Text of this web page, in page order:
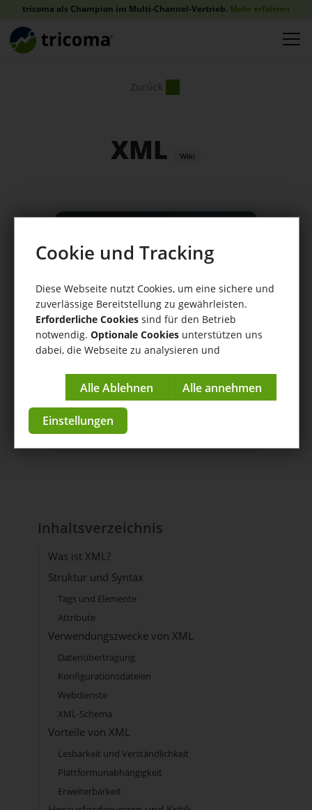
tricoma als Champion im Multi-Channel-Vertrieb. Mehr erfahren
XML Wiki
dein
Unternehmen
Beginne noch heute und
erlebe die Zukunft der
Unternehmensplanung -
einfach, effizient und
erfolgreich.
Jetzt starten
Inhaltsverzeichnis
Was ist XML?
Struktur und Syntax
Tags und Elemente
Attribute
Verwendungszwecke von XML
Datenübertragung
Konfigurationsdateien
Webdienste
XML-Schema
Vorteile von XML
Lesbarkeit und Verständlichkeit
Plattformunabhängigkeit
Erweiterbarkeit
Cookie und Tracking
Diese Webseite nutzt Cookies, um eine sichere und
zuverlässige Bereitstellung zu gewährleisten.
Erforderliche Cookies sind für den Betrieb
notwendig. Optionale Cookies unterstützen uns
dabei, die Webseite zu analysieren und
Impressum| Datenschutzerklärung
Einstellungen